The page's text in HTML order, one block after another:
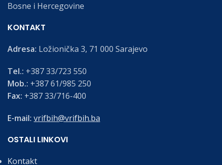
Bosne i Hercegovine
KONTAKT
Adresa: Ložionička 3, 71 000 Sarajevo
Tel.: +387 33/723 550
Mob.: +387 61/985 250
Fax: +387 33/716-400
E-mail: vrifbih@vrifbih.ba
OSTALI LINKOVI
Kontakt